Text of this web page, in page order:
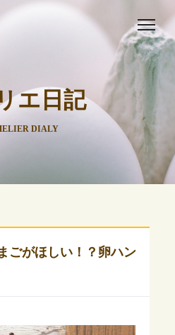
エ日記
DIALY
ごがほしい！？卵ハン